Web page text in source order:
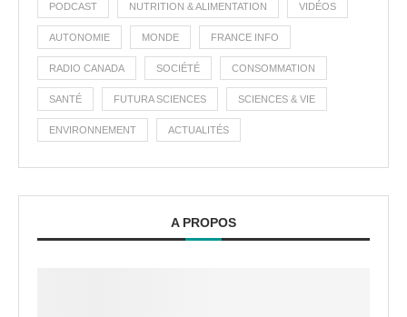
PODCAST NUTRITION & ALIMENTATION VIDÉOS
AUTONOMIE MONDE FRANCE INFO
RADIO CANADA SOCIÉTÉ CONSOMMATION
SANTÉ FUTURA SCIENCES SCIENCES & VIE
ENVIRONNEMENT ACTUALITÉS
A PROPOS